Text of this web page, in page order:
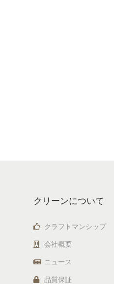
クリーンについて
クラフトマンシップ
会社概要
ニュース
品質保証